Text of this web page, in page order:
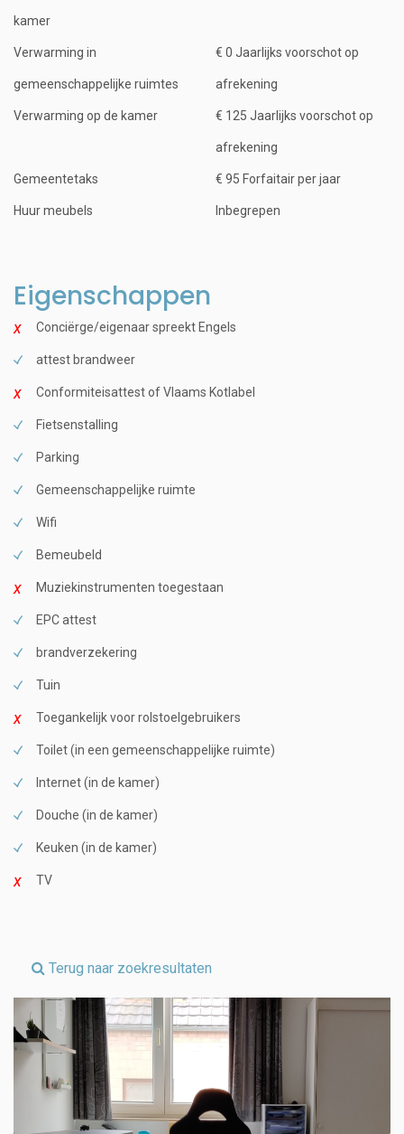
kamer
Verwarming in
gemeenschappelijke ruimtes
€ 0 Jaarlijks voorschot op
afrekening
Verwarming op de kamer € 125 Jaarlijks voorschot op
afrekening
Gemeentetaks € 95 Forfaitair per jaar
Huur meubels Inbegrepen
Eigenschappen
Conciërge/eigenaar spreekt Engels
attest brandweer
Conformiteisattest of Vlaams Kotlabel
Fietsenstalling
Parking
Gemeenschappelijke ruimte
Wifi
Bemeubeld
Muziekinstrumenten toegestaan
EPC attest
brandverzekering
Tuin
Toegankelijk voor rolstoelgebruikers
Toilet (in een gemeenschappelijke ruimte)
Internet (in de kamer)
Douche (in de kamer)
Keuken (in de kamer)
TV
Terug naar zoekresultaten